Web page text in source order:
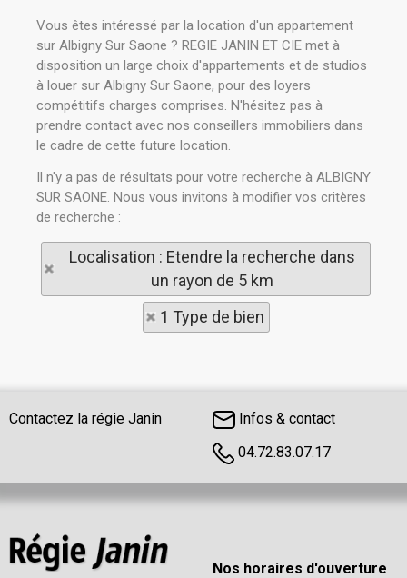
Vous êtes intéressé par la location d'un appartement
sur Albigny Sur Saone ? REGIE JANIN ET CIE met à
disposition un large choix d'appartements et de studios
à louer sur Albigny Sur Saone, pour des loyers
compétitifs charges comprises. N'hésitez pas à
prendre contact avec nos conseillers immobiliers dans
le cadre de cette future location.
Il n'y a pas de résultats pour votre recherche à ALBIGNY
SUR SAONE. Nous vous invitons à modifier vos critères
de recherche :
Localisation : Etendre la recherche dans
un rayon de 5 km
1 Type de bien
Contactez la régie Janin
Infos & contact
04.72.83.07.17
Nos horaires d'ouverture